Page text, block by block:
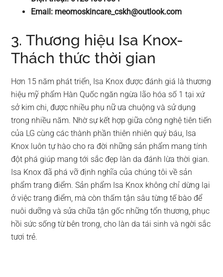
Email: meomoskincare_cskh@outlook.com
3. Thương hiệu Isa Knox-
Thách thức thời gian
Hơn 15 năm phát triển, Isa Knox được đánh giá là thương
hiệu mỹ phẩm Hàn Quốc ngăn ngừa lão hóa số 1 tại xứ
sở kim chi, được nhiều phụ nữ ưa chuộng và sử dụng
trong nhiều năm. Nhờ sự kết hợp giữa công nghệ tiên tiến
của LG cùng các thành phần thiên nhiên quý báu, Isa
Knox luôn tự hào cho ra đời những sản phẩm mang tính
đột phá giúp mang tới sắc đẹp làn da đánh lừa thời gian.
Isa Knox đã phá vỡ định nghĩa của chúng tôi về sản
phẩm trang điểm. Sản phẩm Isa Knox không chỉ dừng lại
ở việc trang điểm, mà còn thấm tận sâu từng tế bào để
nuôi dưỡng và sửa chữa tận gốc những tổn thương, phục
hồi sức sống từ bên trong, cho làn da tái sinh và ngời sắc
tươi trẻ.